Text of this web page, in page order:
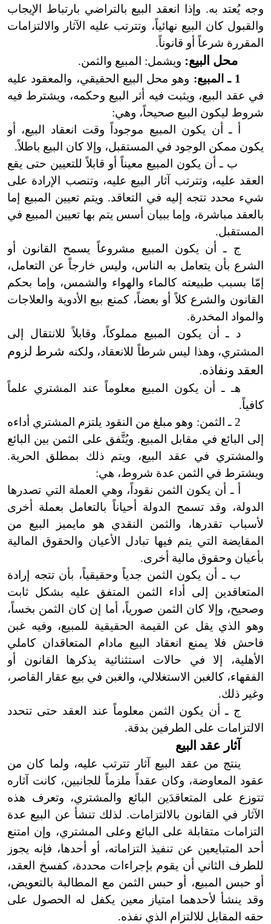
وجه يُعتد به. وإذا انعقد البيع بالتراضي بارتباط الإيجاب
والقبول كان البيع نهائياً، وتترتب عليه الآثار والالتزامات
المقررة شرعاً أو قانوناً.
محل البيع: ويشمل: المبيع والثمن.
1 ـ المبيع:
وهو محل البيع الحقيقي، والمعقود عليه
في عقد البيع، ويثبت فيه أثر البيع وحكمه، ويشترط فيه
شروط ليكون البيع صحيحاً، وهي:
أ ـ أن يكون المبيع موجوداً وقت انعقاد البيع، أو
يكون ممكن الوجود في المستقبل، وإلا كان البيع باطلاً.
ب ـ أن يكون المبيع معيناً أو قابلاً للتعيين حتى يقع
العقد عليه، وتترتب آثار البيع عليه، وتنصب الإرادة على
شيء محدد تتجه إليه في التعاقد. ويتم تعيين المبيع إما
بالعقد مباشرة، وإما ببيان أسس يتم بها تعيين المبيع في
المستقبل.
ج ـ أن يكون المبيع مشروعاً يسمح القانون أو
الشرع بأن يتعامل به الناس، وليس خارجاً عن التعامل،
إمّا بسبب طبيعته كالماء والهواء والشمس، وإما بحكم
القانون والشرع كلاً أو بعضاً، كمنع بيع الأدوية والعلاجات
والمواد المخدرة.
د ـ أن يكون المبيع مملوكاً، وقابلاً للانتقال إلى
المشتري، وهذا ليس شرطاً للانعقاد، ولكنه شرط لزوم
العقد ونفاذه.
هـ ـ أن يكون المبيع معلوماً عند المشتري علماً
كافياً.
2 ـ الثمن: وهو مبلغ من النقود يلتزم المشتري أداءه
إلى البائع في مقابل المبيع. ويُتَّفق على الثمن بين البائع
والمشتري في عقد البيع، ويتم ذلك بمطلق الحرية.
ويشترط في الثمن عدة شروط، هي:
أ ـ أن يكون الثمن نقوداً، وهي العملة التي تصدرها
الدولة، وقد تسمح الدولة أحياناً بالتعامل بعملة أخرى
لأسباب تقدرها، والثمن النقدي هو مايميز البيع من
المقايضة التي يتم فيها تبادل الأعيان والحقوق المالية
بأعيان وحقوق مالية أخرى.
ب ـ أن يكون الثمن جدياً وحقيقياً، بأن تتجه إرادة
المتعاقدين إلى أداء الثمن المتفق عليه بشكل ثابت
وصحيح، وإلا كان الثمن صورياً، أما إن كان الثمن بخساً،
وهو الذي يقل عن القيمة الحقيقية للمبيع، وفيه غبن
فاحش فلا يمنع انعقاد البيع مادام المتعاقدان كاملي
الأهلية، إلا في حالات استثنائية يذكرها القانون أو
الفقهاء، كالغبن الاستغلالي، والغبن في بيع عقار القاصر،
وغير ذلك.
ج ـ أن يكون الثمن معلوماً عند العقد حتى تتحدد
الالتزامات على الطرفين بدقة.
آثار عقد البيع
ينتج من عقد البيع آثار تترتب عليه، ولما كان من
عقود المعاوضة، وكان عقداً ملزماً للجانبين، كانت آثاره
تتوزع على المتعاقدَين البائع والمشتري، وتعرف هذه
الآثار في القانون بالالتزامات. لذلك تنشأ عن البيع عدة
التزامات متقابلة على البائع وعلى المشتري، وإن امتنع
أحد المتبايعين عن تنفيذ التزاماته، أو أحدها، فإنه يجوز
للطرف الثاني أن يقوم بإجراءات محددة، كفسخ العقد،
أو حبس المبيع، أو حبس الثمن مع المطالبة بالتعويض،
وقد ينشأ لأحدهما امتياز معين يكفل له الحصول على
حقه المقابل للالتزام الذي نفذه.